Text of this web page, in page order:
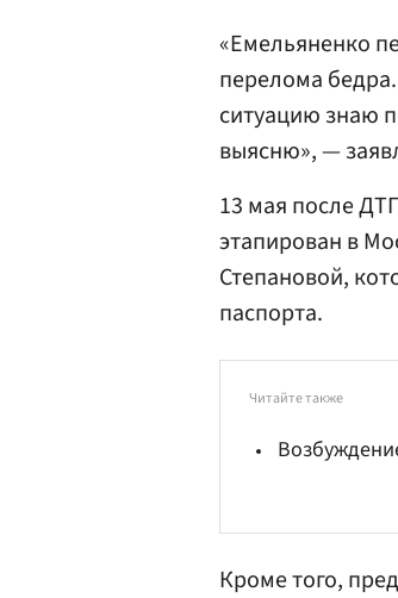
«Емельяненко
перелома
ситуацию знаю
выясню», —
13 мая после
этапирован в
Степановой,
паспорта.
Читайте также
Кроме того,